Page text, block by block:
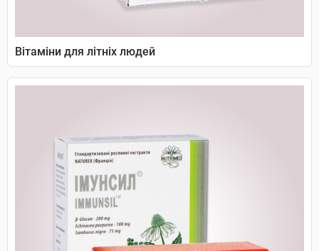
Вітаміни для літніх людей